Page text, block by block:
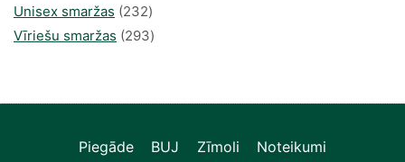
produkts
Unisex smaržas 232232
produkts
Vīriešu smaržas 293293
Piegāde BUJ Zīmoli Noteikumi